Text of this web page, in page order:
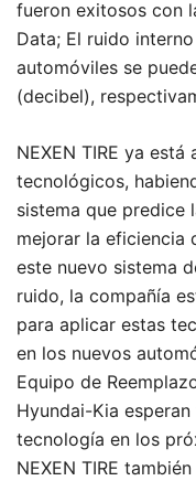
fueron exitosos con
Data; El ruido
automóviles se
(decibel),
NEXEN TIRE ya
tecnológicos,
sistema que predice
mejorar la eficiencia
este nuevo sistema
ruido, la compañía
para aplicar estas
en los nuevos
Equipo de
Hyundai-Kia
tecnología en los
NEXEN TIRE